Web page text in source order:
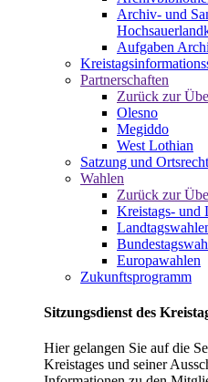
Archiv- und
Aufgaben
Partnerschaften
Zurück zur
Olesno
Megiddo
West Lothian
Satzung und Ortsrecht
Wahlen
Zurück zur
Kreistags- und
Europawahlen
Zukunftsprogramm
Sitzungsdienst des
Hier gelangen Sie auf die
Kreistages und seiner